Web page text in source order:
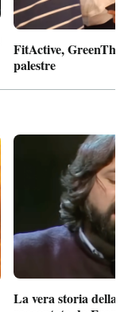
FitActive,
palestre
La vera storia della